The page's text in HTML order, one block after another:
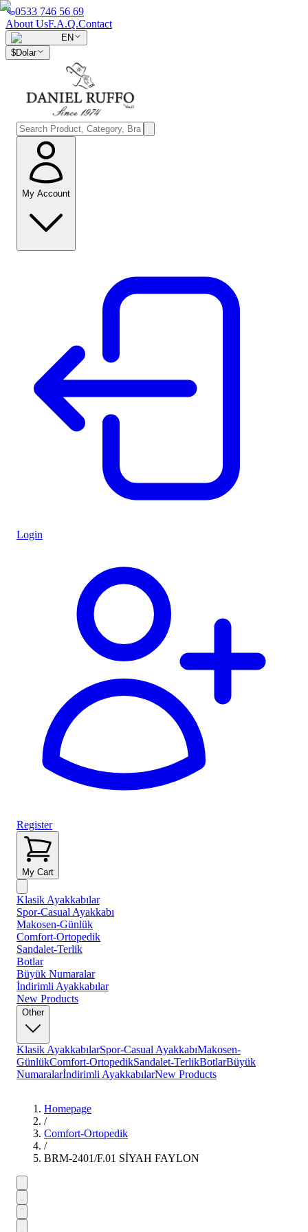
0533 746 56 69
About UsF.A.Q.Contact
EN
$Dolar
My Account
Login
Register
My Cart
Klasik Ayakkabılar
Spor-Casual Ayakkabı
Makosen-Günlük
Comfort-Ortopedik
Sandalet-Terlik
Botlar
Büyük Numaralar
İndirimli Ayakkabılar
New Products
Other
Klasik AyakkabılarSpor-Casual AyakkabıMakosen-
GünlükComfort-OrtopedikSandalet-TerlikBotlarBüyük
Numaralarİndirimli AyakkabılarNew Products
Homepage
/
Comfort-Ortopedik
/
BRM-2401/F.01 SİYAH FAYLON